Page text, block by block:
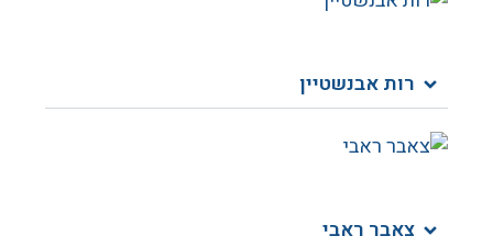
רות אבנשטיין​
צאבר ראבי​